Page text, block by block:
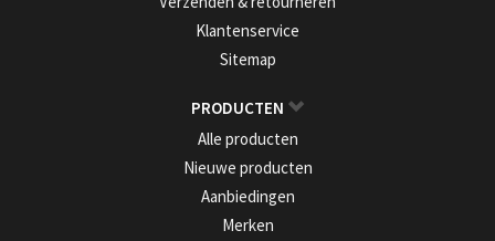
Klantenservice
Sitemap
PRODUCTEN
Alle producten
Nieuwe producten
Aanbiedingen
Merken